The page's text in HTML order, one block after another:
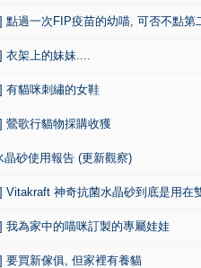
點過一次FIP疫苗的幼喵, 可否不點第
衣架上的妹妹....
有貓咪刺繡的女鞋
鶯歌行貓物採購收獲
晶砂使用報告 (更新觀察)
Vitakraft 神奇抗菌水晶砂到底是用在
我為家中的喵咪訂製的專屬娃娃
要買新傢俱, 但家裡有養貓